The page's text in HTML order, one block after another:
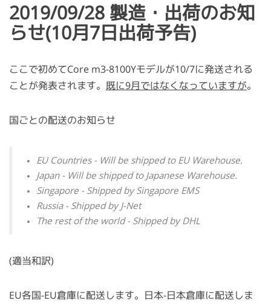
2019/09/28 製造・出荷のお知
らせ(10月7日出荷予告)
ここで初めてCore m3-8100Yモデルが10/7に発送される
ことが発表されます。
既に9月ではなくなっていますが。
国ごとの配送のお知らせ
EU Countries - Will be shipped to EU Warehouse.
Japan - Will be shipped to Japanese Warehouse.
Singapore - Shipped by Singapore EMS
Russia - Shipped by J-Net
The rest of the world - Shipped by DHL
(適当和訳)
EU各国-EU倉庫に配送します。日本-日本倉庫に配送しま